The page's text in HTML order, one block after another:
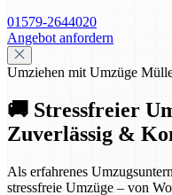
01579-2644020
Angebot anfordern
Umziehen mit Umzüge
🚚 Stressfreier
Zuverlässig &
Als erfahrenes
stressfreie Umzüge – von